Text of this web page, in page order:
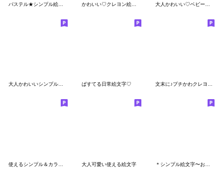
大人かわいいシンプルカラーの絵文字♡ ぱすてる日常絵文字♡ 文末に♪プチかわクレヨン絵文字
大人可愛い使える絵文字 ＊シンプル絵文字〜お洒落カラー〜